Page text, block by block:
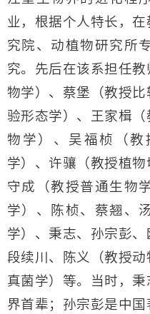
业，根据个人特长，
究院、动植物研究所
究。先后在该系担任
物学）、蔡堡（教授
验形态学）、王家楫
物学）、吴福桢（教
学）、许骧（教授植
守成（教授普通生物
学）、陈桢、蔡翘、
学）、秉志、孙宗彭、
段续川、陈义（教授
真菌学）等。当时，
界首辈；孙宗彭是中